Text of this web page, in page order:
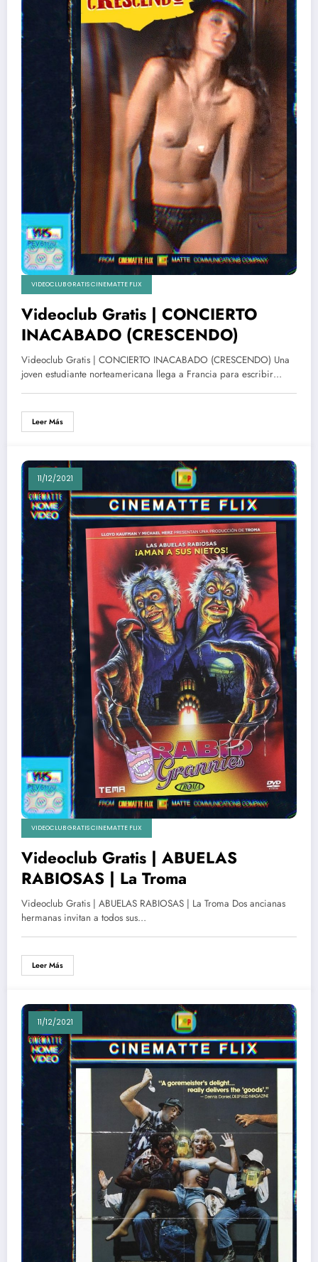
VIDEOCLUB GRATIS CINEMATTE FLIX
Videoclub Gratis | CONCIERTO
INACABADO (CRESCENDO)
Videoclub Gratis | CONCIERTO INACABADO (CRESCENDO) Una
joven estudiante norteamericana llega a Francia para escribir…
Leer Más
11/12/2021
VIDEOCLUB GRATIS CINEMATTE FLIX
Videoclub Gratis | ABUELAS
RABIOSAS | La Troma
Videoclub Gratis | ABUELAS RABIOSAS | La Troma Dos ancianas
hermanas invitan a todos sus…
Leer Más
11/12/2021